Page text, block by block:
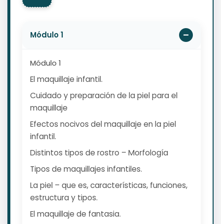
Módulo 1
Módulo 1
El maquillaje infantil.
Cuidado y preparación de la piel para el
maquillaje
Efectos nocivos del maquillaje en la piel
infantil.
Distintos tipos de rostro – Morfología
Tipos de maquillajes infantiles.
La piel – que es, características, funciones,
estructura y tipos.
El maquillaje de fantasia.